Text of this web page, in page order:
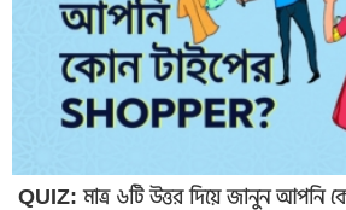
QUIZ: মাত্র ৬টি উত্তর দিয়ে জানুন আপনি